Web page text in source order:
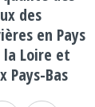
des
en Pays
la Loire et
Pays-Bas